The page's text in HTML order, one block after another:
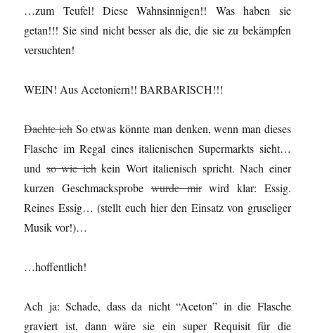
…zum Teufel! Diese Wahnsinnigen!! Was haben sie
getan!!! Sie sind nicht besser als die, die sie zu bekämpfen
versuchten!
WEIN! Aus Acetoniern!! BARBARISCH!!!
Dachte ichSo etwas könnte man denken, wenn man dieses
Flasche im Regal eines italienischen Supermarkts sieht…
und so wie ichkein Wort italienisch spricht. Nach einer
kurzen Geschmacksprobewurde mirwird klar: Essig.
Reines Essig… (stellt euch hier den Einsatz von gruseliger
Musik vor!)…
…hoffentlich!
Ach ja: Schade, dass da nicht “Aceton” in die Flasche
graviert ist, dann wäre sie ein super Requisit für die